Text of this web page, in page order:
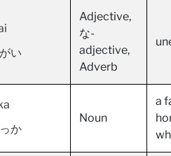
い
Adjective,
な-
adjective,
Adverb
か
Noun
a